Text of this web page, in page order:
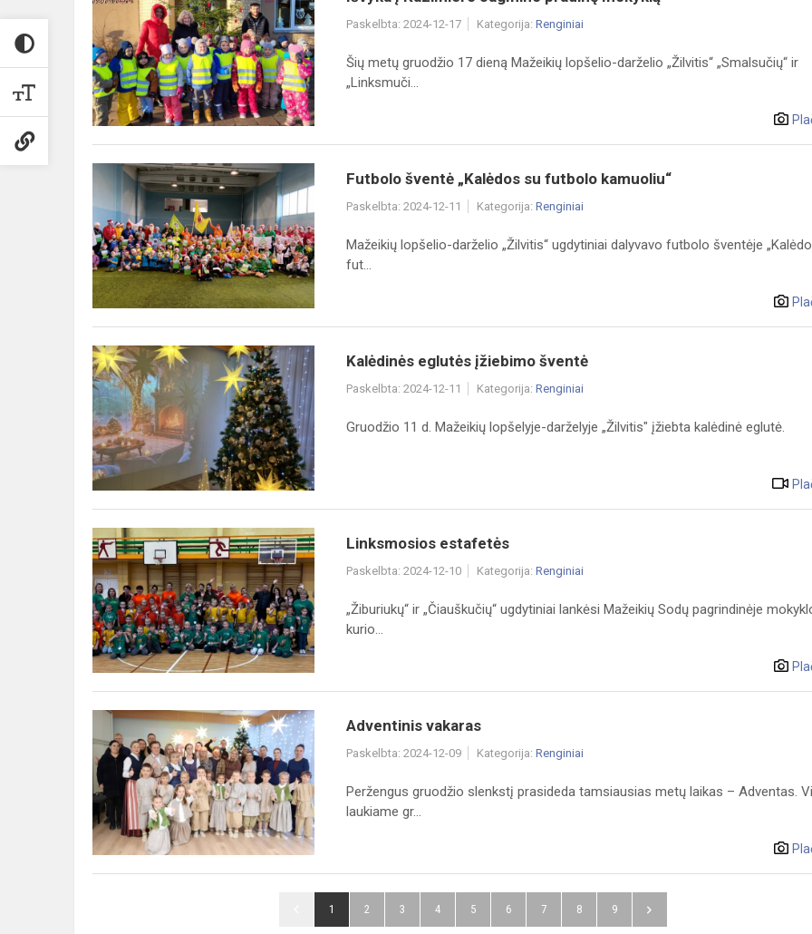
Kazimiero
Jagmino
pradinę
mokyklą
Paskelbta: 2024-12-17 Kategorija: Renginiai
Šių metų gruodžio 17 dieną Mažeikių lopšelio-darželio „Žilvitis“ „Smalsučių“ ir
„Linksmuči...
Futbolo
šventė
„Kalėdos
su
futbolo
kamuoliu“
Futbolo šventė „Kalėdos su futbolo kamuoliu“
Paskelbta: 2024-12-11 Kategorija: Renginiai
Mažeikių lopšelio-darželio „Žilvitis“ ugdytiniai dalyvavo futbolo šventėje
fut...
Kalėdinės
eglutės
įžiebimo
šventė
Kalėdinės eglutės įžiebimo šventė
Paskelbta: 2024-12-11 Kategorija: Renginiai
Gruodžio 11 d. Mažeikių lopšelyje-darželyje „Žilvitis" įžiebta kalėdinė eglutė.
Linksmosios
estafetės
Linksmosios estafetės
Paskelbta: 2024-12-10 Kategorija: Renginiai
„Žiburiukų“ ir „Čiauškučių“ ugdytiniai lankėsi Mažeikių Sodų pagrindinėje
kurio...
Adventinis
vakaras
Adventinis vakaras
Paskelbta: 2024-12-09 Kategorija: Renginiai
Peržengus gruodžio slenkstį prasideda tamsiausias metų laikas – Adventas.
laukiame gr...
1 2 3 4 5 6 7 8 9